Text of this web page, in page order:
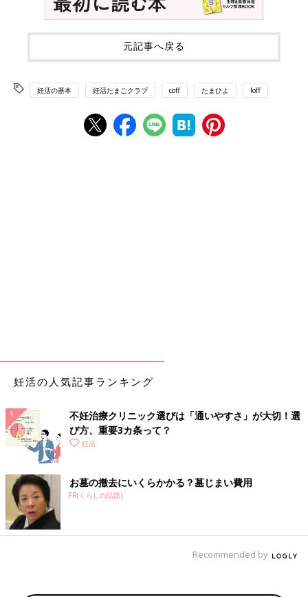
元記事へ戻る
妊活の基本 妊活たまごクラブ coff たまひよ loff
妊活の人気記事ランキング
不妊治療クリニック選びは「通いやすさ」が大切！選
び方、重要3カ条って？
妊活
お墓の撤去にいくらかかる？墓じまい費用
PR(くらしの話題)
Recommended by